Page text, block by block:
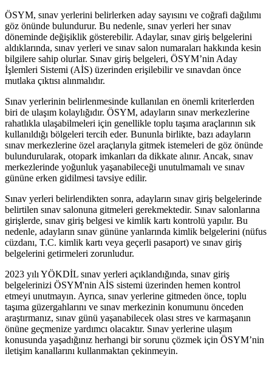
ÖSYM, sınav yerlerini belirlerken aday sayısını ve coğrafi dağılımı
göz önünde bulundurur. Bu nedenle, sınav yerleri her sınav
döneminde değişiklik gösterebilir. Adaylar, sınav giriş belgelerini
aldıklarında, sınav yerleri ve sınav salon numaraları hakkında kesin
bilgilere sahip olurlar. Sınav giriş belgeleri, ÖSYM’nin Aday
İşlemleri Sistemi (AİS) üzerinden erişilebilir ve sınavdan önce
mutlaka çıktısı alınmalıdır.
Sınav yerlerinin belirlenmesinde kullanılan en önemli kriterlerden
biri de ulaşım kolaylığıdır. ÖSYM, adayların sınav merkezlerine
rahatlıkla ulaşabilmeleri için genellikle toplu taşıma araçlarının sık
kullanıldığı bölgeleri tercih eder. Bununla birlikte, bazı adayların
sınav merkezlerine özel araçlarıyla gitmek istemeleri de göz önünde
bulundurularak, otopark imkanları da dikkate alınır. Ancak, sınav
merkezlerinde yoğunluk yaşanabileceği unutulmamalı ve sınav
gününe erken gidilmesi tavsiye edilir.
Sınav yerleri belirlendikten sonra, adayların sınav giriş belgelerinde
belirtilen sınav salonuna gitmeleri gerekmektedir. Sınav salonlarına
girişlerde, sınav giriş belgesi ve kimlik kartı kontrolü yapılır. Bu
nedenle, adayların sınav gününe yanlarında kimlik belgelerini (nüfus
cüzdanı, T.C. kimlik kartı veya geçerli pasaport) ve sınav giriş
belgelerini getirmeleri zorunludur.
2023 yılı YÖKDİL sınav yerleri açıklandığında, sınav giriş
belgelerinizi ÖSYM'nin AİS sistemi üzerinden hemen kontrol
etmeyi unutmayın. Ayrıca, sınav yerlerine gitmeden önce, toplu
taşıma güzergahlarını ve sınav merkezinin konumunu önceden
araştırmanız, sınav günü yaşanabilecek olası stres ve karmaşanın
önüne geçmenize yardımcı olacaktır. Sınav yerlerine ulaşım
konusunda yaşadığınız herhangi bir sorunu çözmek için ÖSYM’nin
iletişim kanallarını kullanmaktan çekinmeyin.